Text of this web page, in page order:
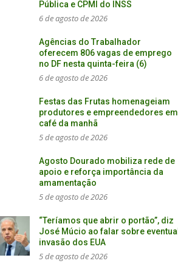
Pública e CPMI do INSS
6 de agosto de 2026
Agências do Trabalhador
oferecem 806 vagas de emprego
no DF nesta quinta-feira (6)
6 de agosto de 2026
Festas das Frutas homenageiam
produtores e empreendedores em
café da manhã
5 de agosto de 2026
Agosto Dourado mobiliza rede de
apoio e reforça importância da
amamentação
5 de agosto de 2026
“Teríamos que abrir o portão”, diz
José Múcio ao falar sobre eventual
invasão dos EUA
5 de agosto de 2026